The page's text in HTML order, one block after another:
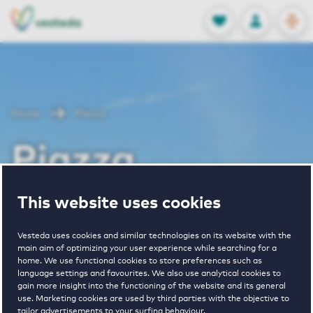
This website uses cookies
Vesteda uses cookies and similar technologies on its website with the
main aim of optimizing your user experience while searching for a
home. We use functional cookies to store preferences such as
language settings and favourites. We also use analytical cookies to
gain more insight into the functioning of the website and its general
use. Marketing cookies are used by third parties with the objective to
tailor advertisements to your surfing behaviour.
FAVORITES
Stored
LOG IN
NL
EN
Piazza
Periodically available
1 € 1000 - € 1450